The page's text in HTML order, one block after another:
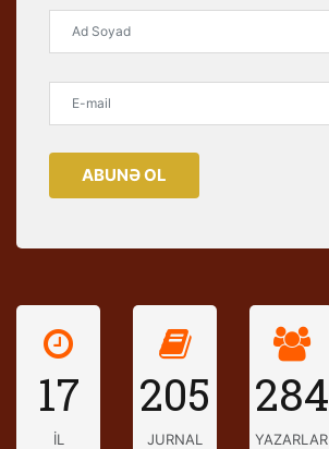
ABUNƏ OL
17
İL
205
JURNAL
284
YAZARLAR